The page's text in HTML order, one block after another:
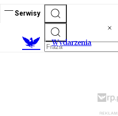
Serwisy
Wydarzenia